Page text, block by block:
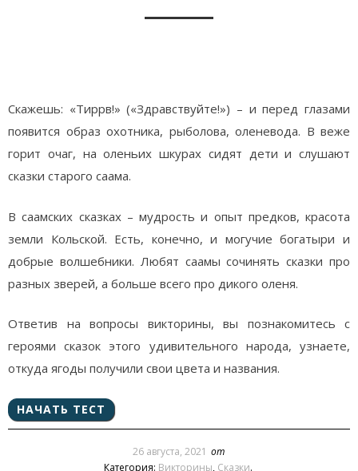
Скажешь: «Тиррв!» («Здравствуйте!») – и перед глазами
появится образ охотника, рыболова, оленевода. В веже
горит очаг, на оленьих шкурах сидят дети и слушают
сказки старого саама.
В саамских сказках – мудрость и опыт предков, красота
земли Кольской. Есть, конечно, и могучие богатыри и
добрые волшебники. Любят саамы сочинять сказки про
разных зверей, а больше всего про дикого оленя.
Ответив на вопросы викторины, вы познакомитесь с
героями сказок этого удивительного народа, узнаете,
откуда ягоды получили свои цвета и названия.
26 августа, 2021 от
Категория: Викторины, Сказки.